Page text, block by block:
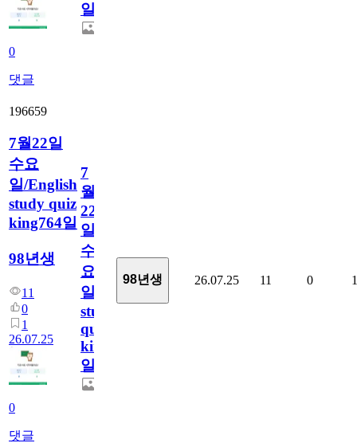
0
댓글
일
196659
7월22일
수요
일/English
study quiz
king764일
98년생
11
0
1
26.07.25
0
댓글
7
월
22
일
수
요
일/English
study
quiz
king764
일
98년생 26.07.25 11 0 1